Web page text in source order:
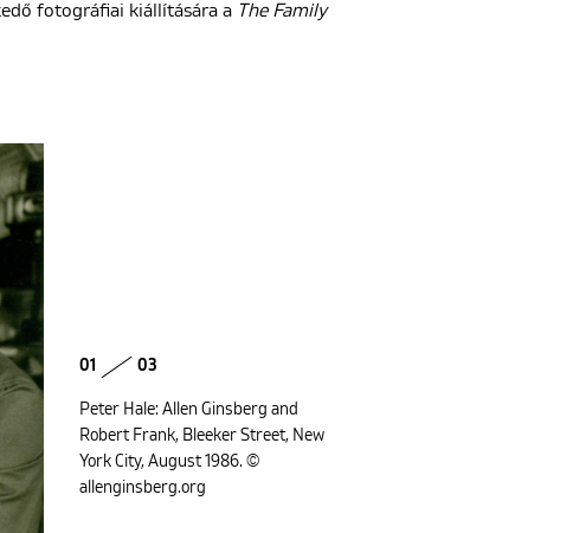
fotográfiai kiállítására a The Family
01 03
Peter Hale: Allen Ginsberg and
Robert Frank, Bleeker Street, New
York City, August 1986. ©
allenginsberg.org